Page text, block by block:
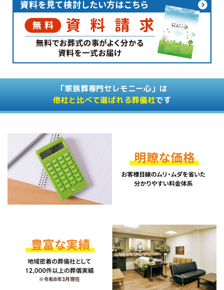
「家族葬専門セレモニー心」は
他社と比べて選ばれる葬儀社です